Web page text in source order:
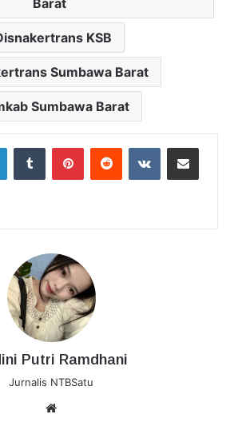
KSB
Sumbawa Barat
Sumbawa Barat
LinkedInTumblr PinterestReddit VKontakteBagikan Lewat Email
Putri Ramdhani
Jurnalis NTBSatu